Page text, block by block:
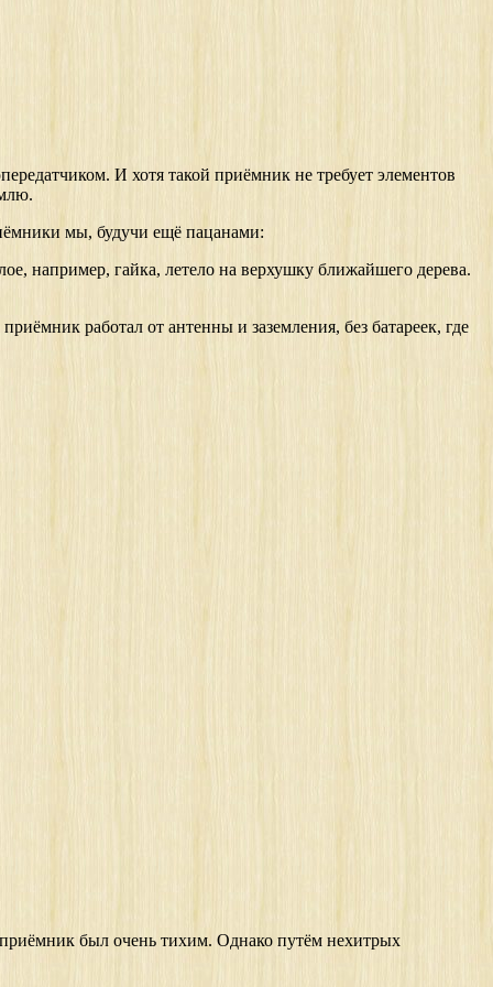
И хотя такой приёмник не требует элементов
мы, будучи ещё пацанами:
например, гайка, летело на верхушку ближайшего дерева.
работал от антенны и заземления, без батареек, где
был очень тихим. Однако путём нехитрых